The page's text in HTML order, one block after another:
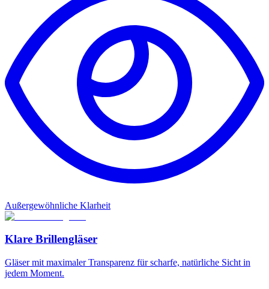
Außergewöhnliche Klarheit
Klare Brillengläser
Gläser mit maximaler Transparenz für scharfe, natürliche Sicht in
jedem Moment.